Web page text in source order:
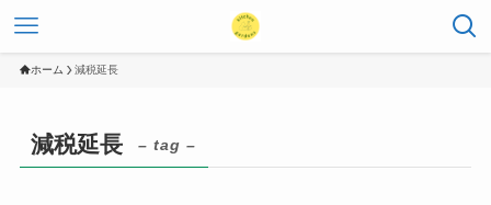
ホーム 減税延長
減税延長 – tag –